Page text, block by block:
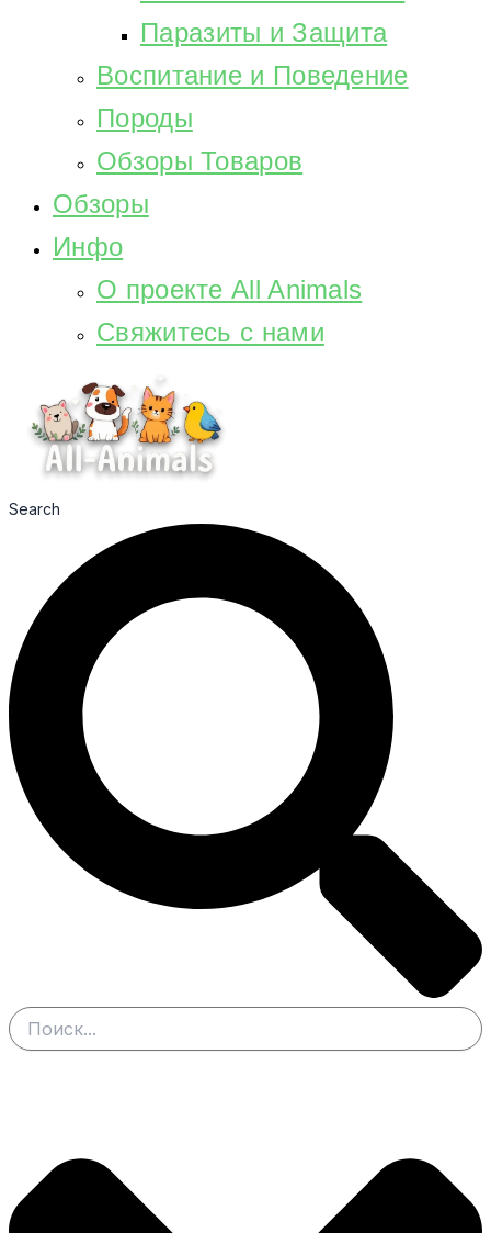
Паразиты и Защита
Воспитание и Поведение
Породы
Обзоры Товаров
Обзоры
Инфо
О проекте All Animals
Свяжитесь с нами
Search